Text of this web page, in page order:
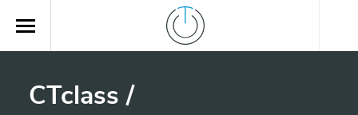
CTclass /